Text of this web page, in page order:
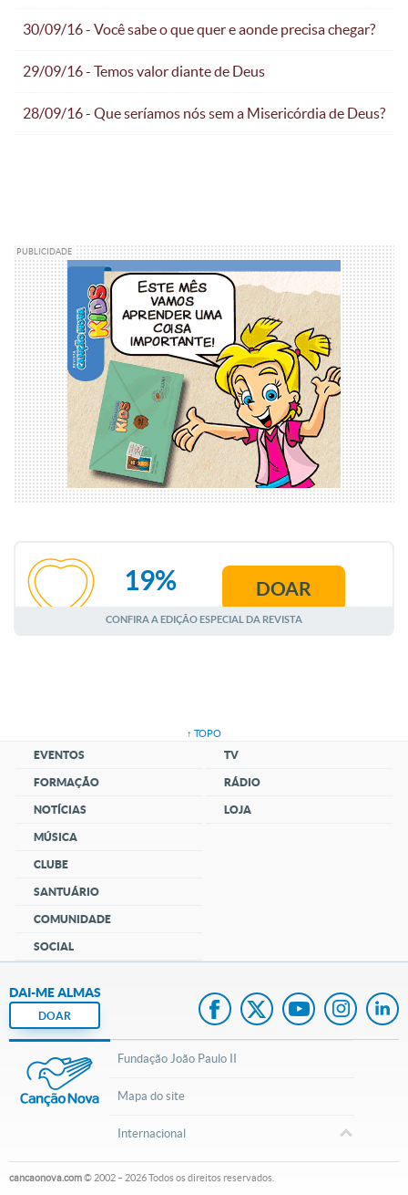
30/09/16 - Você sabe o que quer e aonde precisa chegar?
29/09/16 - Temos valor diante de Deus
28/09/16 - Que seríamos nós sem a Misericórdia de Deus?
PUBLICIDADE
AGOSTO
19% DOAR
CONFIRA A EDIÇÃO ESPECIAL DA REVISTA
↑ TOPO
EVENTOS
FORMAÇÃO
NOTÍCIAS
MÚSICA
CLUBE
SANTUÁRIO
COMUNIDADE
SOCIAL
TV
RÁDIO
LOJA
DAI-ME ALMAS
DOAR
Fundação João Paulo II
Mapa do site
Internacional
cancaonova.com© 2002 – 2026Todos os direitos reservados.